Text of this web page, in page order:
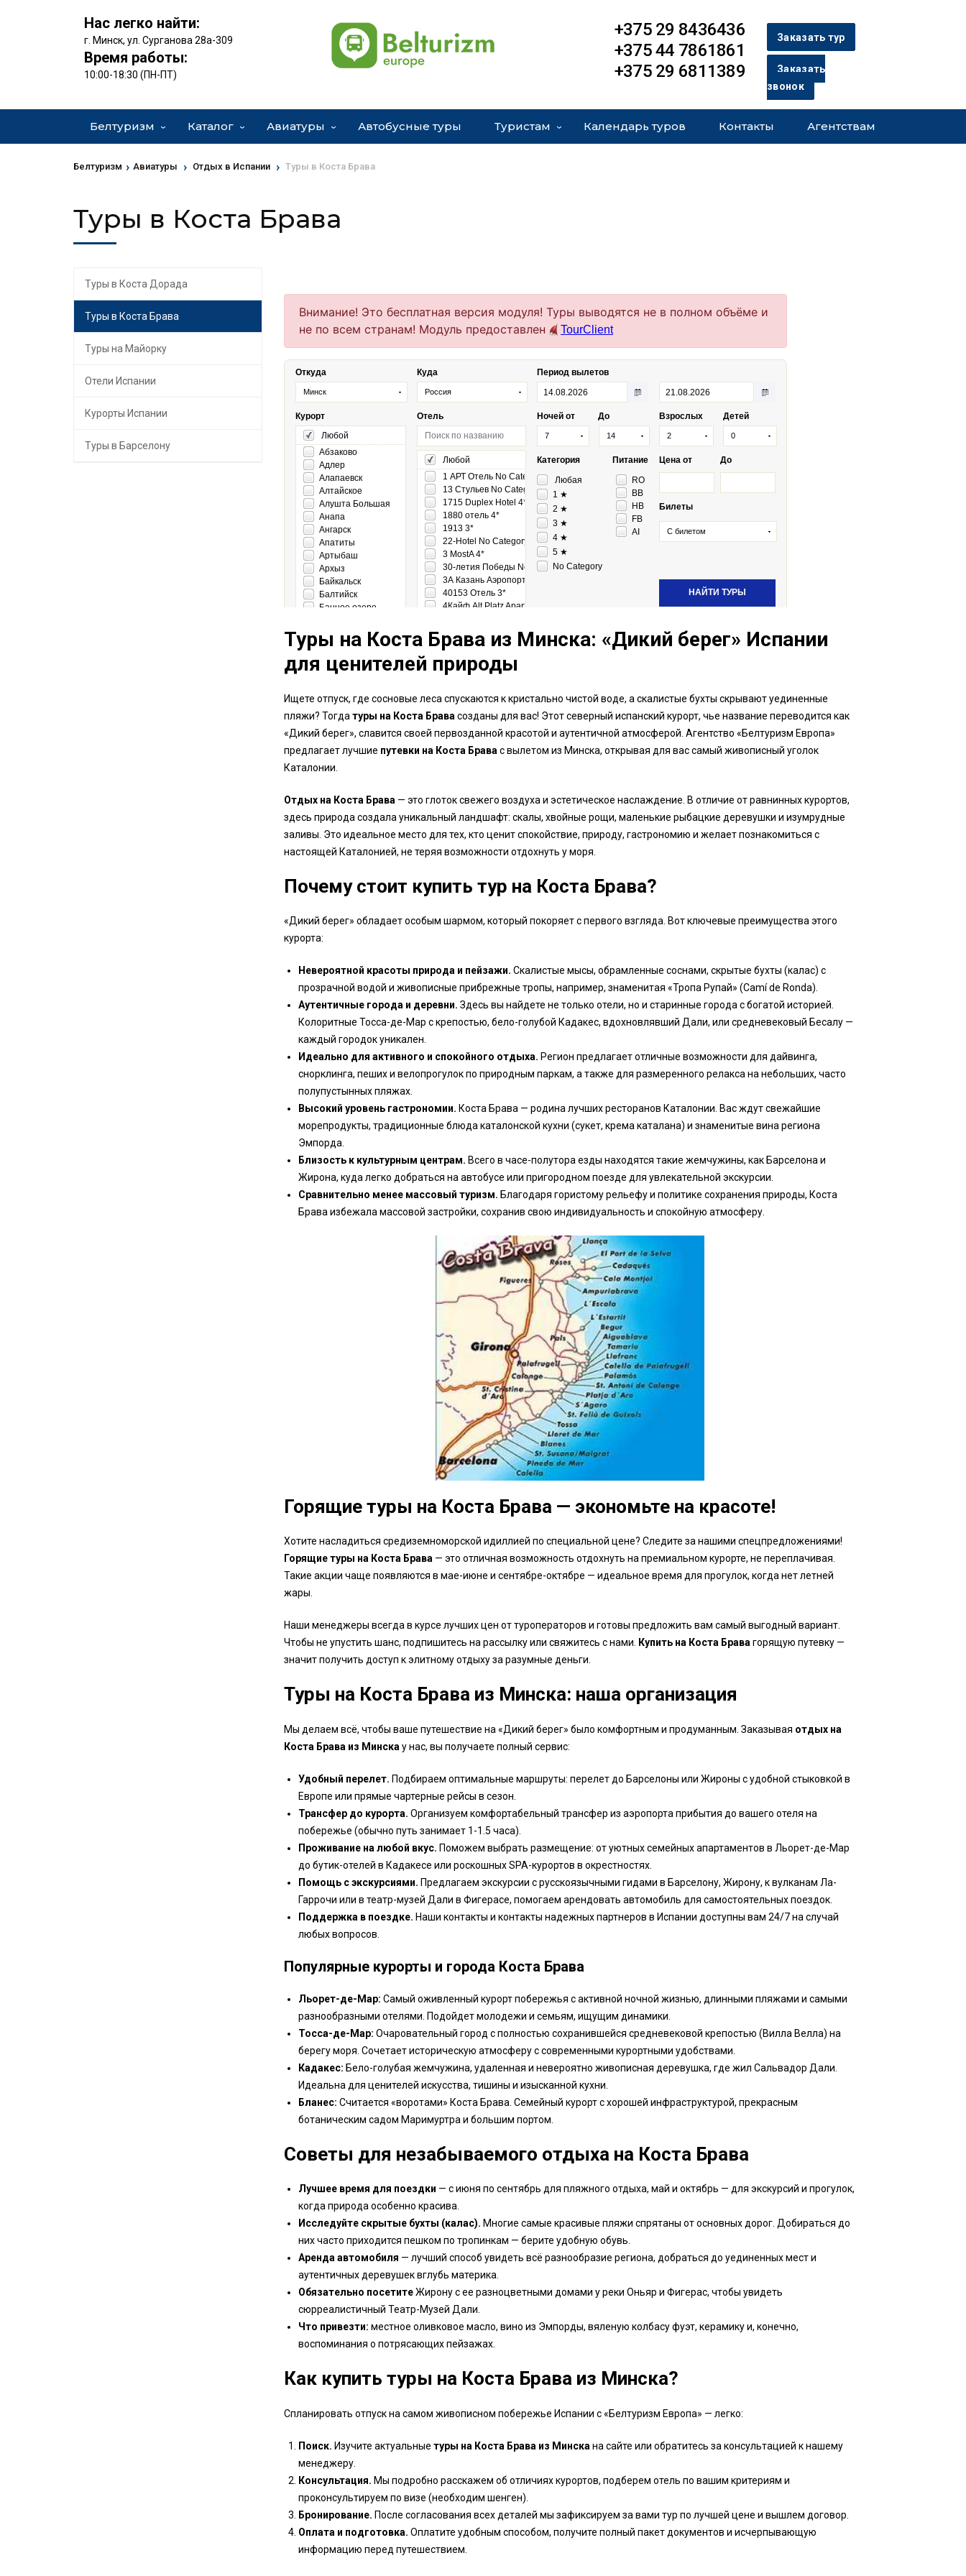
Нас легко найти:
г. Минск, ул. Сурганова 28а-309
Время работы:
10:00-18:30 (ПН-ПТ)
+375 29 8436436
+375 44 7861861
+375 29 6811389
Заказать тур
Заказать
звонок
Белтуризм Каталог Авиатуры Автобусные туры Туристам Календарь туров Контакты Агентствам
Белтуризм › Авиатуры › Отдых в Испании › Туры в Коста Брава
Туры в Коста Брава
Туры в Коста Дорада
Туры в Коста Брава
Туры на Майорку
Отели Испании
Курорты Испании
Туры в Барселону
Туры на Коста Брава из Минска: «Дикий берег» Испании
для ценителей природы
Ищете отпуск, где сосновые леса спускаются к кристально чистой воде, а скалистые бухты скрывают уединенные
пляжи? Тогда туры на Коста Брава созданы для вас! Этот северный испанский курорт, чье название переводится как
«Дикий берег», славится своей первозданной красотой и аутентичной атмосферой. Агентство «Белтуризм Европа»
предлагает лучшие путевки на Коста Брава с вылетом из Минска, открывая для вас самый живописный уголок
Каталонии.
Отдых на Коста Брава — это глоток свежего воздуха и эстетическое наслаждение. В отличие от равнинных курортов,
здесь природа создала уникальный ландшафт: скалы, хвойные рощи, маленькие рыбацкие деревушки и изумрудные
заливы. Это идеальное место для тех, кто ценит спокойствие, природу, гастрономию и желает познакомиться с
настоящей Каталонией, не теряя возможности отдохнуть у моря.
Почему стоит купить тур на Коста Брава?
«Дикий берег» обладает особым шармом, который покоряет с первого взгляда. Вот ключевые преимущества этого
курорта:
Невероятной красоты природа и пейзажи. Скалистые мысы, обрамленные соснами, скрытые бухты (калас) с
прозрачной водой и живописные прибрежные тропы, например, знаменитая «Тропа Рупай» (Camí de Ronda).
Аутентичные города и деревни. Здесь вы найдете не только отели, но и старинные города с богатой историей.
Колоритные Тосса-де-Мар с крепостью, бело-голубой Кадакес, вдохновлявший Дали, или средневековый Бесалу —
каждый городок уникален.
Идеально для активного и спокойного отдыха. Регион предлагает отличные возможности для дайвинга,
снорклинга, пеших и велопрогулок по природным паркам, а также для размеренного релакса на небольших, часто
полупустынных пляжах.
Высокий уровень гастрономии. Коста Брава — родина лучших ресторанов Каталонии. Вас ждут свежайшие
морепродукты, традиционные блюда каталонской кухни (сукет, крема каталана) и знаменитые вина региона
Эмпорда.
Близость к культурным центрам. Всего в часе-полутора езды находятся такие жемчужины, как Барселона и
Жирона, куда легко добраться на автобусе или пригородном поезде для увлекательной экскурсии.
Сравнительно менее массовый туризм. Благодаря гористому рельефу и политике сохранения природы, Коста
Брава избежала массовой застройки, сохранив свою индивидуальность и спокойную атмосферу.
Горящие туры на Коста Брава — экономьте на красоте!
Хотите насладиться средиземноморской идиллией по специальной цене? Следите за нашими спецпредложениями!
Горящие туры на Коста Брава— это отличная возможность отдохнуть на премиальном курорте, не переплачивая.
Такие акции чаще появляются в мае-июне и сентябре-октябре — идеальное время для прогулок, когда нет летней
жары.
Наши менеджеры всегда в курсе лучших цен от туроператоров и готовы предложить вам самый выгодный вариант.
Чтобы не упустить шанс, подпишитесь на рассылку или свяжитесь с нами. Купить на Коста Бравагорящую путевку —
значит получить доступ к элитному отдыху за разумные деньги.
Туры на Коста Брава из Минска: наша организация
Мы делаем всё, чтобы ваше путешествие на «Дикий берег» было комфортным и продуманным. Заказывая отдых на
Коста Брава из Минска у нас, вы получаете полный сервис:
Удобный перелет. Подбираем оптимальные маршруты: перелет до Барселоны или Жироны с удобной стыковкой в
Европе или прямые чартерные рейсы в сезон.
Трансфер до курорта. Организуем комфортабельный трансфер из аэропорта прибытия до вашего отеля на
побережье (обычно путь занимает 1-1.5 часа).
Проживание на любой вкус. Поможем выбрать размещение: от уютных семейных апартаментов в Льорет-де-Мар
до бутик-отелей в Кадакесе или роскошных SPA-курортов в окрестностях.
Помощь с экскурсиями. Предлагаем экскурсии с русскоязычными гидами в Барселону, Жирону, к вулканам Ла-
Гаррочи или в театр-музей Дали в Фигерасе, помогаем арендовать автомобиль для самостоятельных поездок.
Поддержка в поездке. Наши контакты и контакты надежных партнеров в Испании доступны вам 24/7 на случай
любых вопросов.
Популярные курорты и города Коста Брава
Льорет-де-Мар: Самый оживленный курорт побережья с активной ночной жизнью, длинными пляжами и самыми
разнообразными отелями. Подойдет молодежи и семьям, ищущим динамики.
Тосса-де-Мар: Очаровательный город с полностью сохранившейся средневековой крепостью (Вилла Велла) на
берегу моря. Сочетает историческую атмосферу с современными курортными удобствами.
Кадакес: Бело-голубая жемчужина, удаленная и невероятно живописная деревушка, где жил Сальвадор Дали.
Идеальна для ценителей искусства, тишины и изысканной кухни.
Бланес: Считается «воротами» Коста Брава. Семейный курорт с хорошей инфраструктурой, прекрасным
ботаническим садом Маримуртра и большим портом.
Советы для незабываемого отдыха на Коста Брава
Лучшее время для поездки — с июня по сентябрь для пляжного отдыха, май и октябрь — для экскурсий и прогулок,
когда природа особенно красива.
Исследуйте скрытые бухты (калас). Многие самые красивые пляжи спрятаны от основных дорог. Добираться до
них часто приходится пешком по тропинкам — берите удобную обувь.
Аренда автомобиля — лучший способ увидеть всё разнообразие региона, добраться до уединенных мест и
аутентичных деревушек вглубь материка.
Обязательно посетитеЖирону с ее разноцветными домами у реки Оньяр и Фигерас, чтобы увидеть
сюрреалистичный Театр-Музей Дали.
Что привезти: местное оливковое масло, вино из Эмпорды, вяленую колбасу фуэт, керамику и, конечно,
воспоминания о потрясающих пейзажах.
Как купить туры на Коста Брава из Минска?
Спланировать отпуск на самом живописном побережье Испании с «Белтуризм Европа» — легко:
Поиск. Изучите актуальные туры на Коста Брава из Минска на сайте или обратитесь за консультацией к нашему
менеджеру.
Консультация. Мы подробно расскажем об отличиях курортов, подберем отель по вашим критериям и
проконсультируем по визе (необходим шенген).
Бронирование. После согласования всех деталей мы зафиксируем за вами тур по лучшей цене и вышлем договор.
Оплата и подготовка. Оплатите удобным способом, получите полный пакет документов и исчерпывающую
информацию перед путешествием.